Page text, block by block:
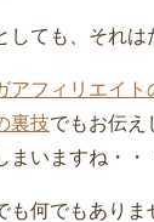
しても、それは
アフィリエイ
裏技でもお伝え
まいますね・・
も何でもありま